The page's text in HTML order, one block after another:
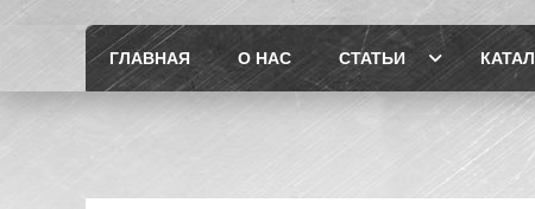
ГЛАВНАЯ О НАС СТАТЬИ